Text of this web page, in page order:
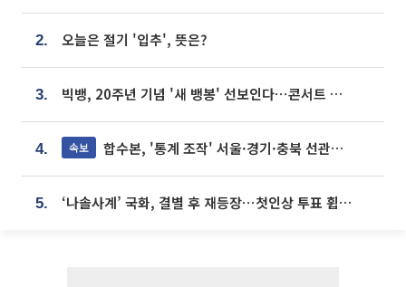
2. 오늘은 절기 '입추', 뜻은?
3. 빅뱅, 20주년 기념 '새 뱅봉' 선보인다⋯콘서트 앞두고 팝업 개최
4. 속보 합수본, '통계 조작' 서울·경기·충북 선관위 등 추가 압수수색
5. ‘나솔사계’ 국화, 결별 후 재등장⋯첫인상 투표 휩쓸고 ‘인기녀’ 등극